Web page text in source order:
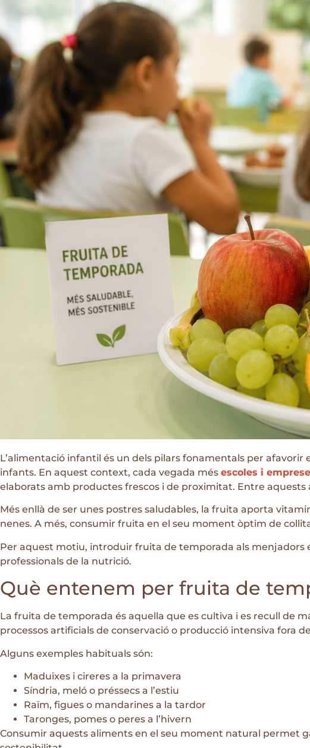
L’alimentació infantil és un dels pilars fonamentals per
infants. En aquest context, cada vegada més escoles i
elaborats amb productes frescos i de proximitat. Entre
Més enllà de ser unes postres saludables, la fruita aporta
nenes. A més, consumir fruita en el seu moment òptim de
Per aquest motiu, introduir fruita de temporada als menjadors
professionals de la nutrició.
Què entenem per fruita de
La fruita de temporada és aquella que es cultiva i es recull de
processos artificials de conservació o producció intensiva fora
Alguns exemples habituals són:
Maduixes i cireres a la primavera
Síndria, meló o préssecs a l’estiu
Raïm, figues o mandarines a la tardor
Taronges, pomes o peres a l’hivern
Consumir aquests aliments en el seu moment natural permet